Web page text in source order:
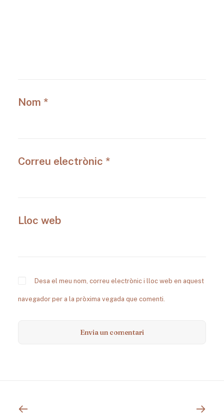
Nom *
Correu electrònic *
Lloc web
Desa el meu nom, correu electrònic i lloc web en aquest
navegador per a la pròxima vegada que comenti.